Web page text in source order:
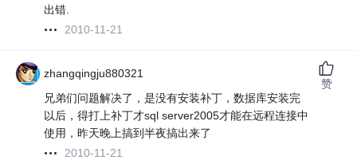
出错.
2010-11-21
zhangqingju880321
兄弟们问题解决了，是没有安装补丁，数据库安装完
以后，得打上补丁才sql server2005才能在远程连接中
使用，昨天晚上搞到半夜搞出来了
2010-11-21
赞